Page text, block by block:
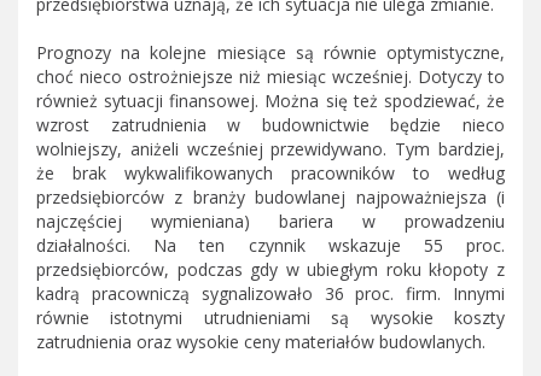
Prognozy na kolejne miesiące są równie optymistyczne,
choć nieco ostrożniejsze niż miesiąc wcześniej. Dotyczy to
również sytuacji finansowej. Można się też spodziewać, że
wzrost zatrudnienia w budownictwie będzie nieco
wolniejszy, aniżeli wcześniej przewidywano. Tym bardziej,
że brak wykwalifikowanych pracowników to według
przedsiębiorców z branży budowlanej najpoważniejsza (i
najczęściej wymieniana) bariera w prowadzeniu
działalności. Na ten czynnik wskazuje 55 proc.
przedsiębiorców, podczas gdy w ubiegłym roku kłopoty z
kadrą pracowniczą sygnalizowało 36 proc. firm. Innymi
równie istotnymi utrudnieniami są wysokie koszty
zatrudnienia oraz wysokie ceny materiałów budowlanych.